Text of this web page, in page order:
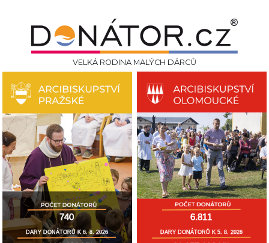
VELKÁ RODINA MALÝCH DÁRCŮ